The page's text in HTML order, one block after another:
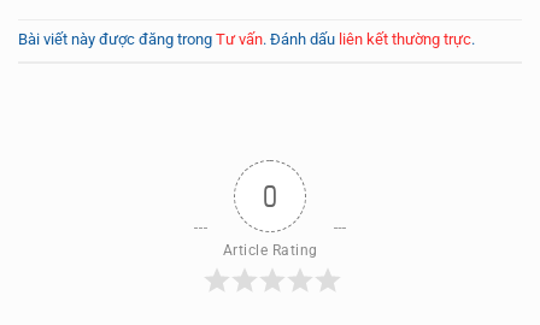
Bài viết này được đăng trong Tư vấn. Đánh dấu liên kết thường trực.
0
Article Rating